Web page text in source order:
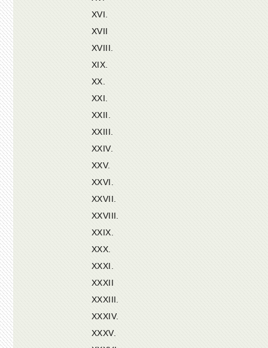
XVI.
XVII
XVIII.
XIX.
XX.
XXI.
XXII.
XXIII.
XXIV.
XXV.
XXVI.
XXVII.
XXVIII.
XXIX.
XXX.
XXXI.
XXXII
ΧΧΧIII.
XXXIV.
XXXV.